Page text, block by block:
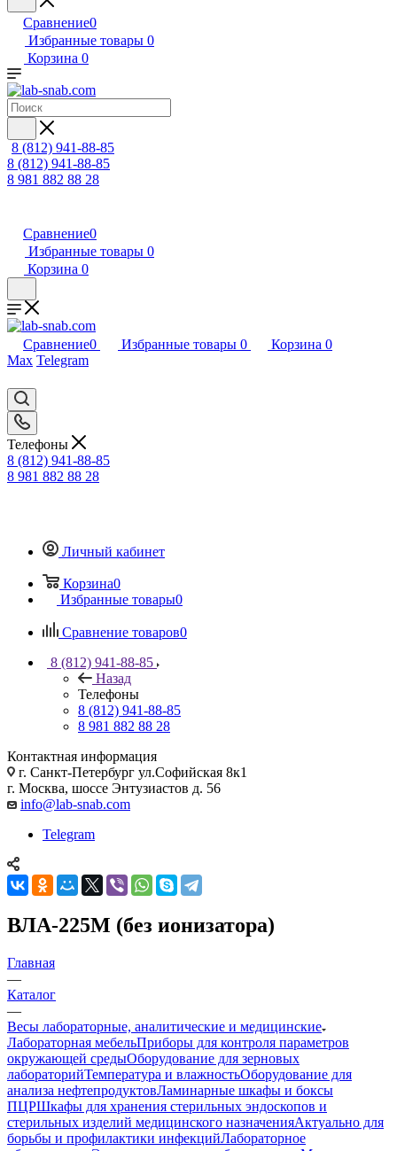
Сравнение0
Избранные товары 0
Корзина 0
8 (812) 941-88-85
8 (812) 941-88-85
8 981 882 88 28
Сравнение0
Избранные товары 0
Корзина 0
Сравнение0 Избранные товары 0 Корзина 0
Max Telegram
Телефоны
8 (812) 941-88-85
8 981 882 88 28
Личный кабинет
Корзина0
Избранные товары0
Сравнение товаров0
8 (812) 941-88-85
Назад
Телефоны
8 (812) 941-88-85
8 981 882 88 28
Контактная информация
г. Санкт-Петербург ул.Софийская 8к1
г. Москва, шоссе Энтузиастов д. 56
info@lab-snab.com
Telegram
ВЛА-225M (без ионизатора)
Главная
—
Каталог
—
Весы лабораторные, аналитические и медицинские
Лабораторная мебельПриборы для контроля параметров
окружающей средыОборудование для зерновых
лабораторийТемпература и влажностьОборудование для
анализа нефтепродуктовЛаминарные шкафы и боксы
ПЦРШкафы для хранения стерильных эндоскопов и
стерильных изделий медицинского назначенияАктуально для
борьбы и профилактики инфекцийЛабораторное